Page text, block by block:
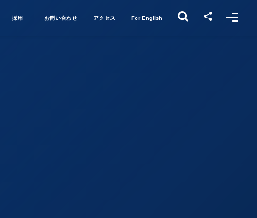
採用 お問い合わせ アクセス For English